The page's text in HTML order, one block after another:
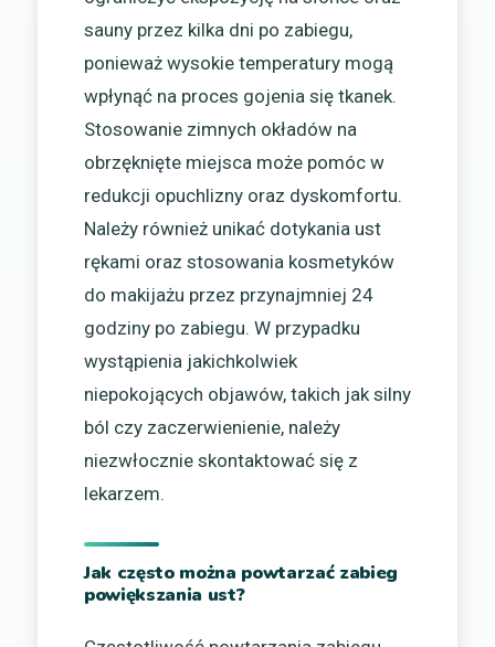
sauny przez kilka dni po zabiegu,
ponieważ wysokie temperatury mogą
wpłynąć na proces gojenia się tkanek.
Stosowanie zimnych okładów na
obrzęknięte miejsca może pomóc w
redukcji opuchlizny oraz dyskomfortu.
Należy również unikać dotykania ust
rękami oraz stosowania kosmetyków
do makijażu przez przynajmniej 24
godziny po zabiegu. W przypadku
wystąpienia jakichkolwiek
niepokojących objawów, takich jak silny
ból czy zaczerwienienie, należy
niezwłocznie skontaktować się z
lekarzem.
Jak często można powtarzać zabieg
powiększania ust?